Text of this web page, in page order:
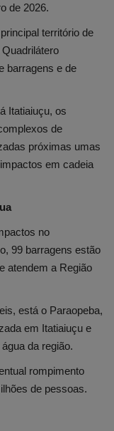
de 2026.
território de
barragens e de
Itatiaiuçu, os
de
próximas umas
em cadeia
no
99 barragens estão
atendem a Região
está o Paraopeba,
em Itatiaiuçu e
da região.
rompimento
de pessoas.